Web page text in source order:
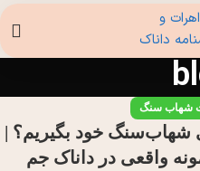
شهاب سنگ
شهاب‌سنگ خود بگیریم؟ |
واقعی در داناک جم